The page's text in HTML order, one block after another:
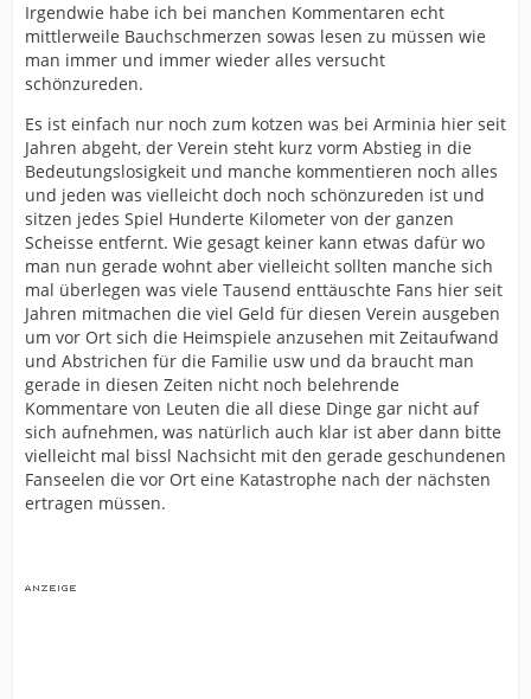
Irgendwie habe ich bei manchen Kommentaren echt
mittlerweile Bauchschmerzen sowas lesen zu müssen wie
man immer und immer wieder alles versucht
schönzureden.
Es ist einfach nur noch zum kotzen was bei Arminia hier seit
Jahren abgeht, der Verein steht kurz vorm Abstieg in die
Bedeutungslosigkeit und manche kommentieren noch alles
und jeden was vielleicht doch noch schönzureden ist und
sitzen jedes Spiel Hunderte Kilometer von der ganzen
Scheisse entfernt. Wie gesagt keiner kann etwas dafür wo
man nun gerade wohnt aber vielleicht sollten manche sich
mal überlegen was viele Tausend enttäuschte Fans hier seit
Jahren mitmachen die viel Geld für diesen Verein ausgeben
um vor Ort sich die Heimspiele anzusehen mit Zeitaufwand
und Abstrichen für die Familie usw und da braucht man
gerade in diesen Zeiten nicht noch belehrende
Kommentare von Leuten die all diese Dinge gar nicht auf
sich aufnehmen, was natürlich auch klar ist aber dann bitte
vielleicht mal bissl Nachsicht mit den gerade geschundenen
Fanseelen die vor Ort eine Katastrophe nach der nächsten
ertragen müssen.